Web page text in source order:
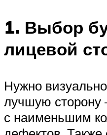
1. Выбор
лицевой
Нужно
лучшую сторону
с наименьшим